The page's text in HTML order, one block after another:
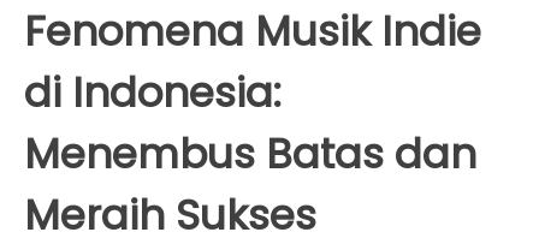
Fenomena Musik Indie
di Indonesia:
Menembus Batas dan
Meraih Sukses